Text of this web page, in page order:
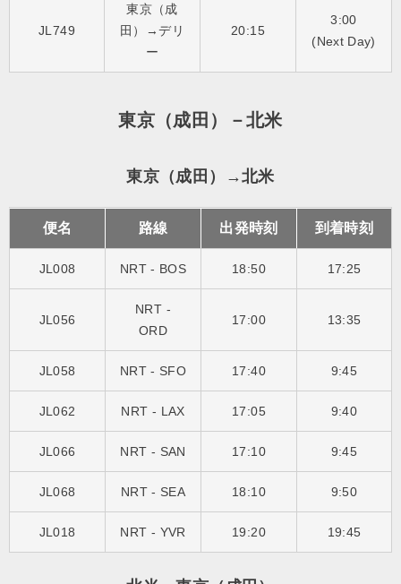
JL749
東京（成
田）→デリ
ー
20:15
3:00
(Next Day)
東京（成田）－北米
東京（成田）→北米
便名 路線 出発時刻 到着時刻
JL008 NRT - BOS 18:50 17:25
JL056
NRT -
ORD
17:00 13:35
JL058 NRT - SFO 17:40 9:45
JL062 NRT - LAX 17:05 9:40
JL066 NRT - SAN 17:10 9:45
JL068 NRT - SEA 18:10 9:50
JL018 NRT - YVR 19:20 19:45